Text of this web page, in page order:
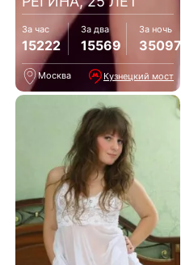
За час
15222
За два
15569
За ночь
35097
Москва Кузнецкий мост